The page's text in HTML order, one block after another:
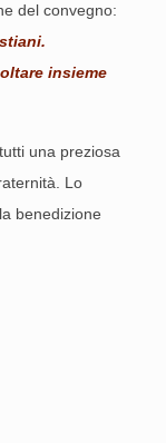
del convegno:
insieme
una preziosa
Lo
benedizione